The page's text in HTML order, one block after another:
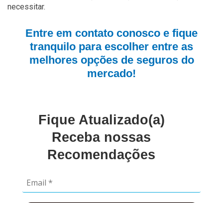
necessitar.
Entre em contato conosco e fique
tranquilo para escolher entre as
melhores opções de seguros do
mercado!
Fique Atualizado(a)
Receba nossas
Recomendações